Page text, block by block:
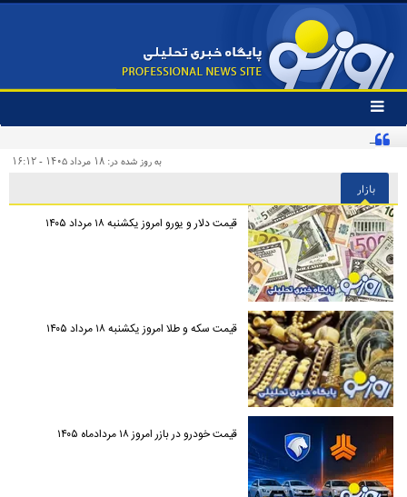
تغییر
وضعیت
منوی
ها
به روز شده در: ۱۸ مرداد ۱۴۰۵ - ۱۶:۱۲
بازار
قیمت دلار و یورو امروز یکشنبه ۱۸ مرداد ۱۴۰۵
قیمت سکه و طلا امروز یکشنبه ۱۸ مرداد ۱۴۰۵
قیمت خودرو در بازر امروز ۱۸ مردادماه ۱۴۰۵